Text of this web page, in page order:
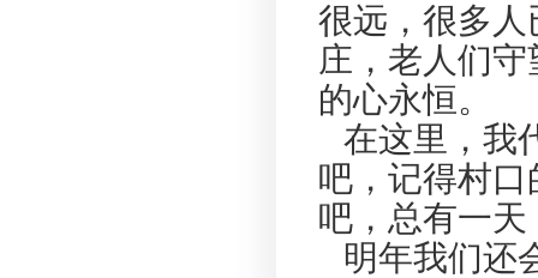
很远，很多
庄，老人们
的心永恒。
在这里，我
吧，记得村
吧，总有一
明年我们还